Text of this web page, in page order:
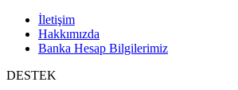
İletişim
Hakkımızda
Banka Hesap Bilgilerimiz
DESTEK